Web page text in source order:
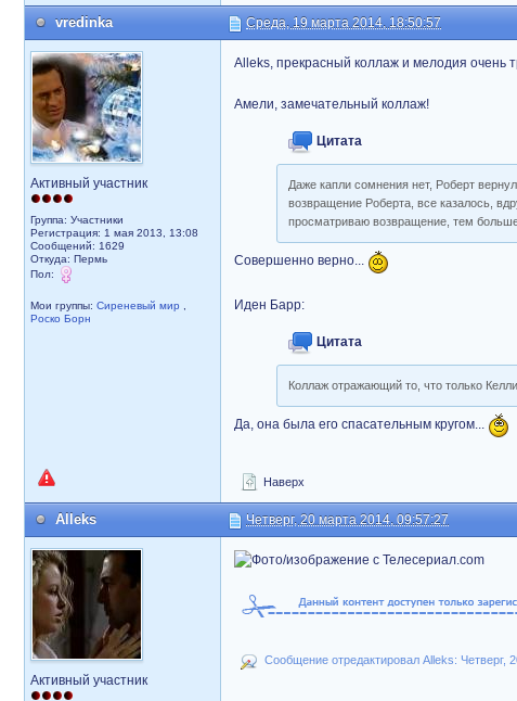
vredinka Среда, 19 марта 2014, 18:50:57
Активный участник
Группа: Участники
Регистрация: 1 мая 2013, 13:08
Сообщений: 1629
Откуда: Пермь
Пол:
Мои группы: Сиреневый мир
Роско Борн
Alleks, прекрасный коллаж и мелодия очень
Амели, замечательный коллаж!
Цитата
Даже капли сомнения нет, Роберт
возвращение Роберта, все казалось,
просматриваю возвращение, тем
Совершенно верно...
Иден Барр:
Цитата
Коллаж отражающий то, что только
Да, она была его спасательным кругом...
Наверх
Alleks Четверг, 20 марта 2014, 09:57:27
Активный участник
Сообщение отредактировал Alleks: Четверг,